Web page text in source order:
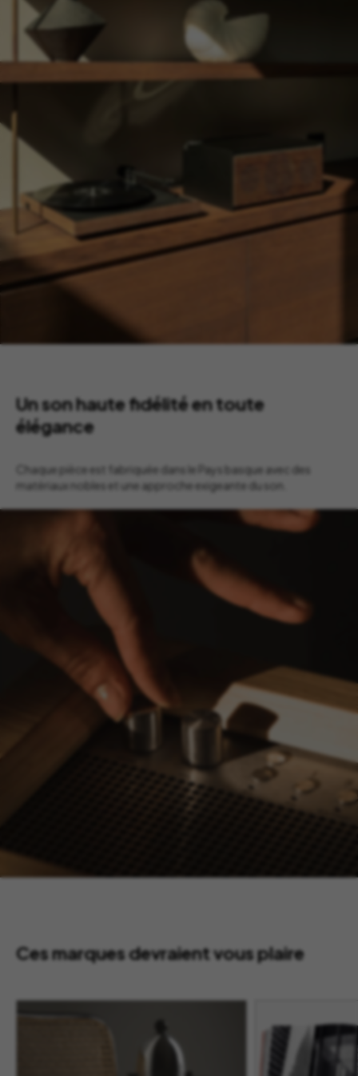
Un son haute fidélité en toute
élégance
Chaque pièce est fabriquée dans le Pays basque avec des
matériaux nobles et une approche exigeante du son.
Ces marques devraient vous plaire